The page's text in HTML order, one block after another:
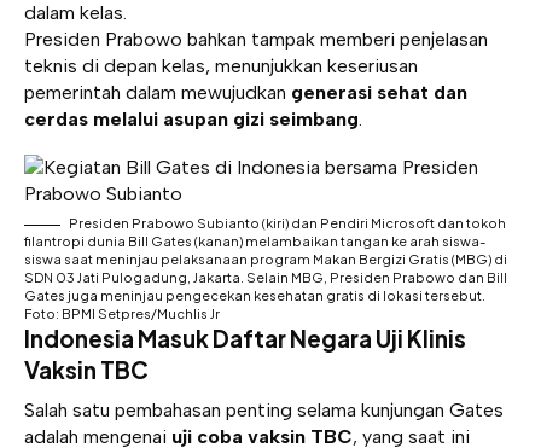
dalam kelas.
Presiden Prabowo bahkan tampak memberi penjelasan
teknis di depan kelas, menunjukkan keseriusan
pemerintah dalam mewujudkan generasi sehat dan
cerdas melalui asupan gizi seimbang.
Presiden Prabowo Subianto (kiri) dan Pendiri Microsoft dan tokoh
filantropi dunia Bill Gates (kanan) melambaikan tangan ke arah siswa-
siswa saat meninjau pelaksanaan program Makan Bergizi Gratis (MBG) di
SDN 03 Jati Pulogadung, Jakarta. Selain MBG, Presiden Prabowo dan Bill
Gates juga meninjau pengecekan kesehatan gratis di lokasi tersebut.
Foto: BPMI Setpres/Muchlis Jr
Indonesia Masuk Daftar Negara Uji Klinis
Vaksin TBC
Salah satu pembahasan penting selama kunjungan Gates
adalah mengenai uji coba vaksin TBC, yang saat ini